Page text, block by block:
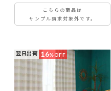
こちらの商品は
サンプル請求対象外です。
翌日出荷 16%OFF